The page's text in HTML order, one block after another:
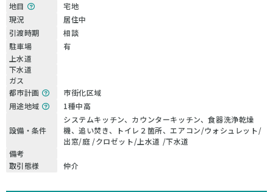
地目
宅地
現況
居住中
引渡時期
相談
駐車場
有
上水道
下水道
ガス
都市計画
市街化区域
用途地域
1種中高
設備・条件
システムキッチン、カウンターキッチン、食器洗浄乾燥
機、追い焚き、トイレ２箇所、エアコン/ウォシュレット/
出窓/庭 /クロゼット/上水道 /下水道
備考
取引態様
仲介